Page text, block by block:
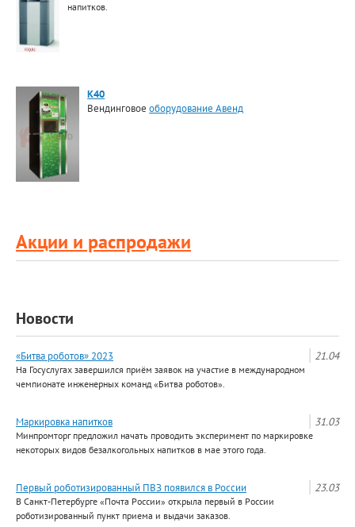
напитков.
K40
Вендинговоеоборудование Авенд
Акции и распродажи
Новости
21.04
«Битва роботов» 2023
На Госуслугах завершился приём заявок на участие в международном
чемпионате инженерных команд «Битва роботов».
31.03
Маркировка напитков
Минпромторг предложил начать проводить эксперимент по маркировке
некоторых видов безалкогольных напитков в мае этого года.
23.03
Первый роботизированный ПВЗ появился в России
В Санкт-Петербурге «Почта России» открыла первый в России
роботизированный пункт приема и выдачи заказов.